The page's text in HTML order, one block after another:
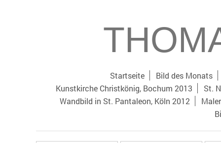
Startseite
Bild des Monats
Kunstkirche Christkönig, Bochum 2013
St.
Wandbild in St. Pantaleon, Köln 2012